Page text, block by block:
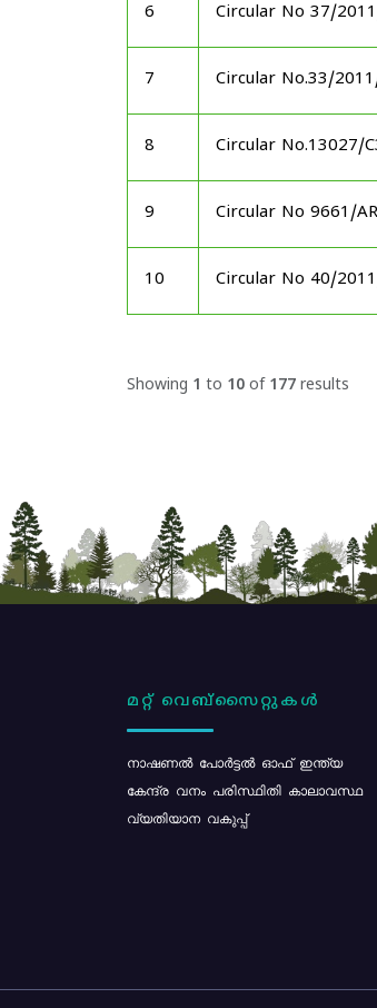
6 Circular No 37/
7 Circular No.33/
8 Circular No.13027/
9 Circular No 9661/
10 Circular No 40/
Showing 1 to 10 of 177 results
മറ്റ് വെബ്സൈറ്റുകൾ
നാഷണൽ പോർട്ടൽ ഓഫ് ഇന്ത്യ
കേന്ദ്ര വനം പരിസ്ഥിതി കാലാവസ്ഥ
വ്യതിയാന വകുപ്പ്